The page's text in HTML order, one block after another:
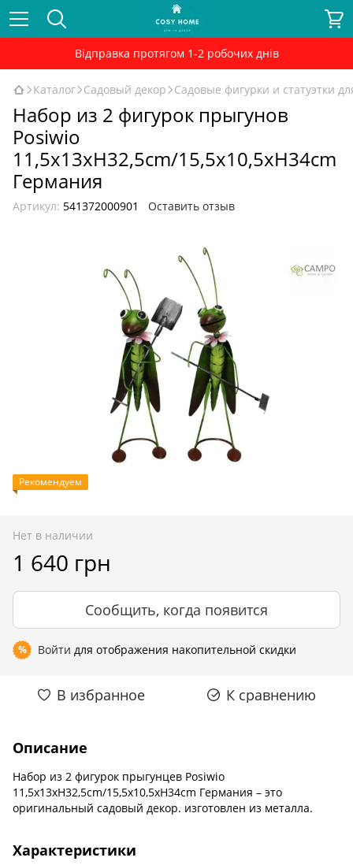
Відправка протягом 1-2 робочих днів
Каталог Садовый декор Садовые фигурки и статуэтки
Набор из 2 фигурок прыгунов
Posiwio
11,5x13xH32,5cm/15,5x10,5xH34cm
Германия
Артикул: 541372000901 Оставить отзыв
Рекомендуем
Нет в наличии
1 640 грн
Сообщить, когда появится
% Войти для отображения накопительной скидки
В избранное К сравнению
Описание
Набор из 2 фигурок прыгунцев Posiwio
11,5x13xH32,5cm/15,5x10,5xH34cm Германия – это
оригинальный садовый декор. изготовлен из металла.
Характеристики